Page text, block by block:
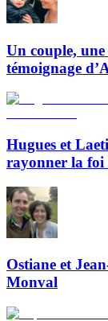
Un couple,
témoignage
Hugues et
rayonner la foi
Ostiane et
Monval